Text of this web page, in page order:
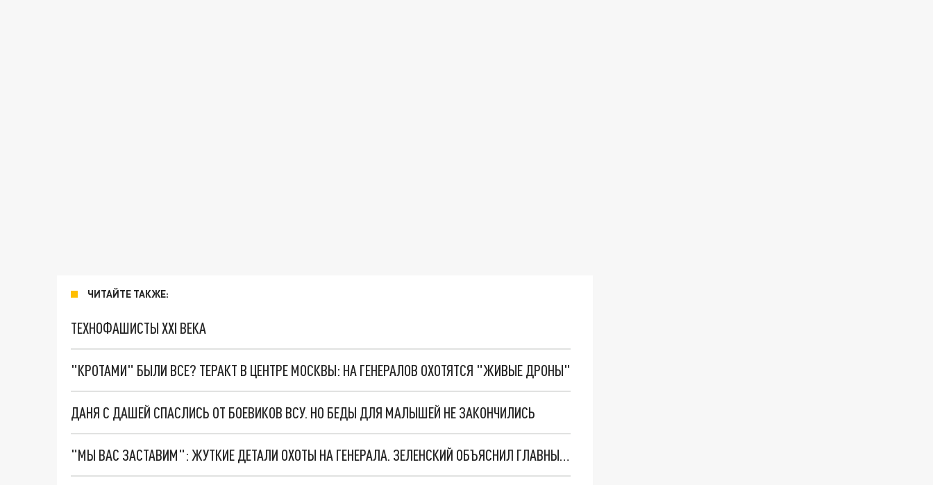
ЧИТАЙТЕ ТАКЖЕ:
ТЕХНОФАШИСТЫ XXI ВЕКА
"КРОТАМИ" БЫЛИ ВСЕ? ТЕРАКТ В ЦЕНТРЕ МОСКВЫ: НА ГЕНЕРАЛОВ ОХОТЯТСЯ "ЖИВЫЕ ДРОНЫ"
ДАНЯ С ДАШЕЙ СПАСЛИСЬ ОТ БОЕВИКОВ ВСУ. НО БЕДЫ ДЛЯ МАЛЫШЕЙ НЕ ЗАКОНЧИЛИСЬ
"МЫ ВАС ЗАСТАВИМ": ЖУТКИЕ ДЕТАЛИ ОХОТЫ НА ГЕНЕРАЛА. ЗЕЛЕНСКИЙ ОБЪЯСНИЛ ГЛАВНЫЙ СМЫСЛ ТЕРАКТА В ЦЕНТРЕ МОСКВЫ